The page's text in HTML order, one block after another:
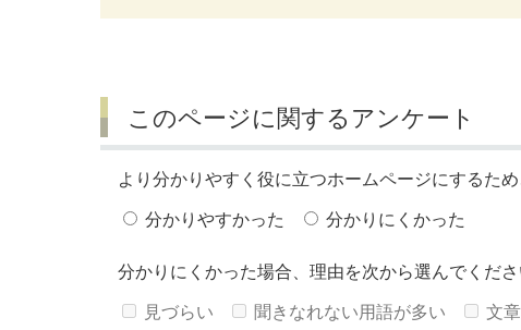
このページに関するアンケート
より分かりやすく役に立つホームページにするた
分かりやすかった 分かりにくかった
分かりにくかった場合、理由を次から選んでくださ
見づらい 聞きなれない用語が多い 文